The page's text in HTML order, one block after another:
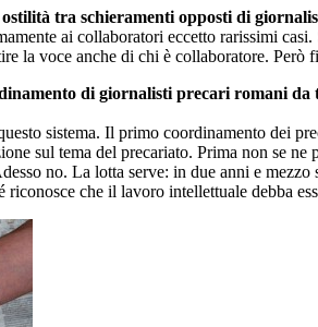
tra schieramenti opposti di
ai collaboratori eccetto rarissimi
la voce anche di chi è collaboratore.
di giornalisti precari romani da
sistema. Il primo coordinamento dei
sul tema del precariato. Prima non se
no. La lotta serve: in due anni e
che il lavoro intellettuale debba